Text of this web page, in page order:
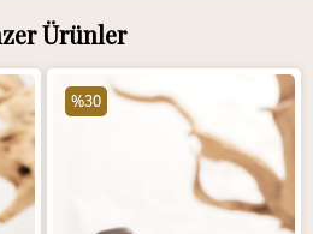
Ürünler
%30